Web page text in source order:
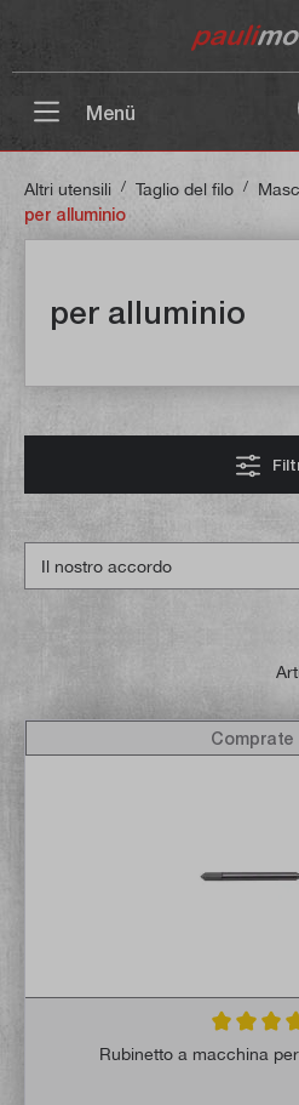
Menü
Altri utensili / Taglio del filo /
per alluminio
per alluminio
Rubinetto a macchina
Comprate